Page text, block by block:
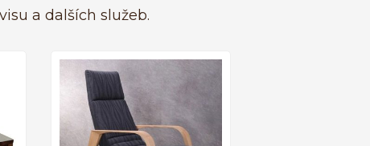
a dalších služeb.